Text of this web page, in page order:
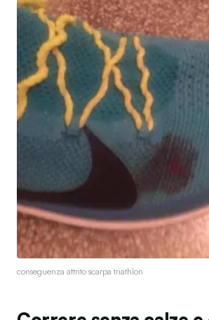
conseguenza attrito scarpa triathlon